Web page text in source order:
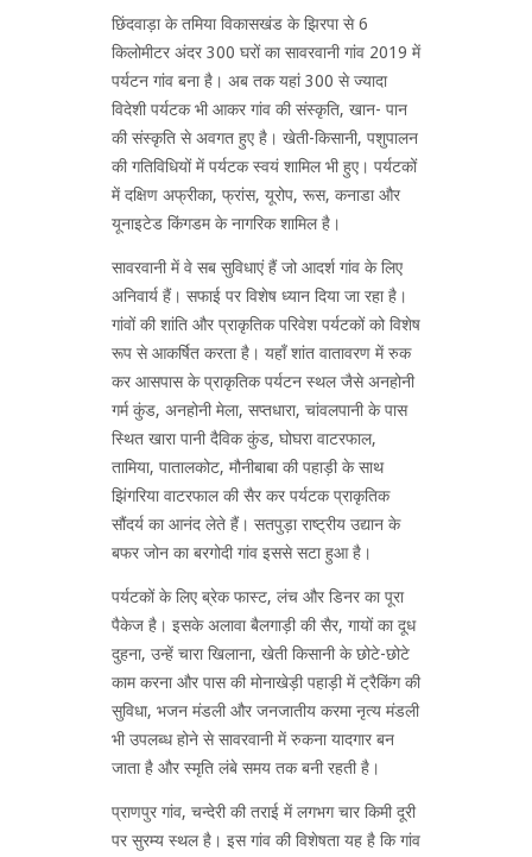
छिंदवाड़ा के तमिया विकासखंड के झिरपा से 6
किलोमीटर अंदर 300 घरों का सावरवानी गांव 2019 में
पर्यटन गांव बना है। अब तक यहां 300 से ज्यादा
विदेशी पर्यटक भी आकर गांव की संस्कृति, खान- पान
की संस्कृति से अवगत हुए है। खेती-किसानी, पशुपालन
की गतिविधियों में पर्यटक स्वयं शामिल भी हुए। पर्यटकों
में दक्षिण अफ्रीका, फ्रांस, यूरोप, रूस, कनाडा और
यूनाइटेड किंगडम के नागरिक शामिल है।
सावरवानी में वे सब सुविधाएं हैं जो आदर्श गांव के लिए
अनिवार्य हैं। सफाई पर विशेष ध्यान दिया जा रहा है।
गांवों की शांति और प्राकृतिक परिवेश पर्यटकों को विशेष
रूप से आकर्षित करता है। यहाँ शांत वातावरण में रुक
कर आसपास के प्राकृतिक पर्यटन स्थल जैसे अनहोनी
गर्म कुंड, अनहोनी मेला, सप्तधारा, चांवलपानी के पास
स्थित खारा पानी दैविक कुंड, घोघरा वाटरफाल,
तामिया, पातालकोट, मौनीबाबा की पहाड़ी के साथ
झिंगरिया वाटरफाल की सैर कर पर्यटक प्राकृतिक
सौंदर्य का आनंद लेते हैं। सतपुड़ा राष्ट्रीय उद्यान के
बफर जोन का बरगोदी गांव इससे सटा हुआ है।
पर्यटकों के लिए ब्रेक फास्ट, लंच और डिनर का पूरा
पैकेज है। इसके अलावा बैलगाड़ी की सैर, गायों का दूध
दुहना, उन्हें चारा खिलाना, खेती किसानी के छोटे-छोटे
काम करना और पास की मोनाखेड़ी पहाड़ी में ट्रैकिंग की
सुविधा, भजन मंडली और जनजातीय करमा नृत्य मंडली
भी उपलब्ध होने से सावरवानी में रुकना यादगार बन
जाता है और स्मृति लंबे समय तक बनी रहती है।
प्राणपुर गांव, चन्देरी की तराई में लगभग चार किमी दूरी
पर सुरम्य स्थल है। इस गांव की विशेषता यह है कि गांव